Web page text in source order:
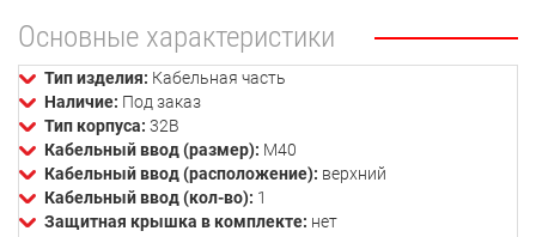
Основные характеристики
Тип изделия: Кабельная часть
Наличие: Под заказ
Тип корпуса: 32В
Кабельный ввод (размер): М40
Кабельный ввод (расположение): верхний
Кабельный ввод (кол-во): 1
Защитная крышка в комплекте: нет